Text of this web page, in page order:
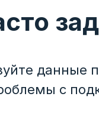
данные
с